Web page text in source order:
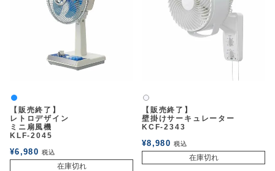
パッションブルー
【販売終了】
レトロデザイン
ミニ扇風機
KLF-2045
¥6,980 税込
在庫切れ
白2
【販売終了】
壁掛けサーキュレーター
KCF-2343
¥8,980 税込
在庫切れ